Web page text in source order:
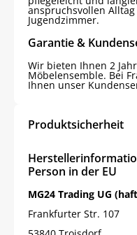
anspruchsvollen
Jugendzimmer.
Garantie &
Wir bieten Ihnen 2
Möbelensemble. Bei
Ihnen unser
Produktsicherheit
Person in der EU
MG24 Trading UG
Frankfurter Str. 107